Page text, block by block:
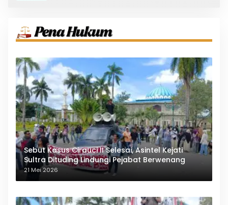
Sebut Kasus Cirauci II Selesai, Asintel Kejati
Sultra Dituding Lindungi Pejabat Berwenang
21 Mei 2026